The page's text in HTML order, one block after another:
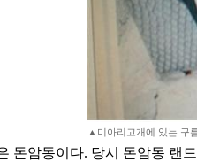
▲미아리고개에 있는 구
돈암동이다. 당시 돈암동 랜